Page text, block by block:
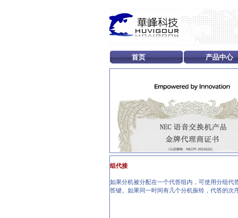
首页 产品中心
组代接
如果分机被分配在一个代答组内，可使用分组代
答键。如果同一时间有几个分机振铃，代答的次